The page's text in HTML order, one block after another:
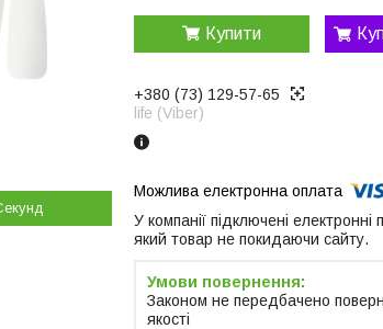
Купити
+380 (73) 129-57-65
life (Viber)
У компанії підключені
який товар не покидаючи сайту.
Законом не передбачено
якості